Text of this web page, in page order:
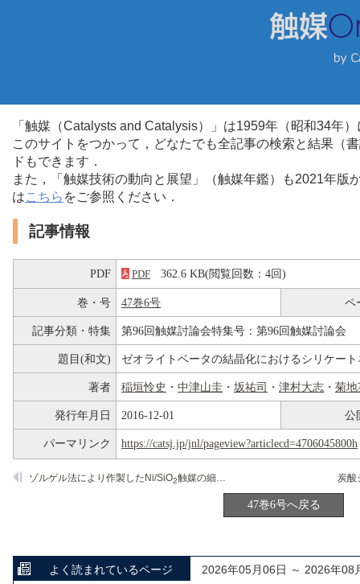
「触媒（Catalysts and Catalysis）」は1959年（昭和34年
このサイトをつかって，どなたでも全記事の検索と結果（
ドもできます．
また，「触媒技術の動向と展望」（触媒年鑑）も2021年
はこちら をご参照ください．
記事情報
PDF PDF 362.6 KB(閲覧回数：4回)
巻・号 47巻6号 ペ
記事分類・特集 第96回触媒討論会特集号：第96回触媒討論会
題目(和文) ゼオライトベータの結晶化におけるシリケー
著者 稲垣怜史 ・ 中津山圭 ・ 坂祐司 ・ 津村大志 ・ 菊地
発行年月日 2016-12-01 公
パーマリンク https://catsj.jp/jnl/pageview?articlecd=4706045800h
ゾルゲル法により作製したNi/SiO2触媒の細孔構造とNi分散性
47巻6号へ戻る
よく読まれているページ 2026年05月06日 ～ 2026年08